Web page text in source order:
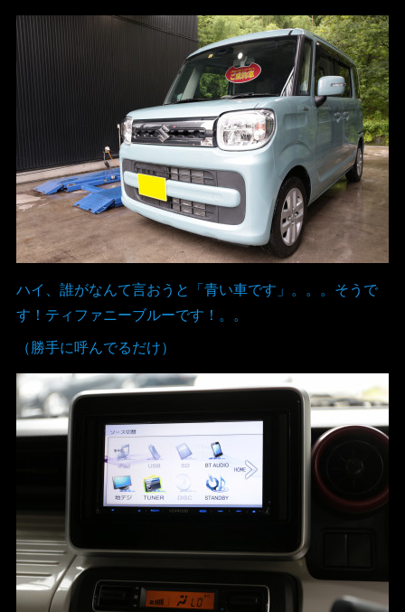
ハイ、誰がなんて言おうと「青い車です」。。。そうで
す！ティファニーブルーです！。。
（勝手に呼んでるだけ）